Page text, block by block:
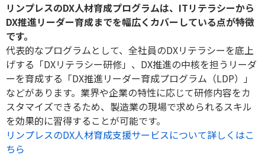
リンプレスのDX人材育成プログラムは、 ITリテラシーから
DX推進リーダー育成までを幅広くカバーしている点が特徴
です。
代表的なプログラムとして、全社員のDXリテラシーを底上
げする「DXリテラシー研修」、 DX推進の中核を担うリーダ
ーを育成する「DX推進リーダー育成プログラム（LDP）」
などがあります。業界や企業の特性に応じて研修内容をカ
スタマイズできるため、製造業の現場で求められるスキル
を効果的に習得することが可能です。
リンプレスのDX人材育成支援サービスについて詳しくはこ
ちら